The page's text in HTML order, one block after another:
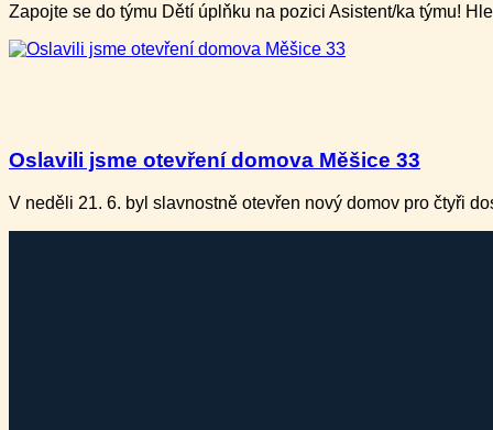
Zapojte se do týmu Dětí úplňku na pozici Asistent/ka týmu!
Oslavili jsme otevření domova Měšice 33
V neděli ​21. 6. b​yl slavnostně otevře​n nový domov pro ​čtyři